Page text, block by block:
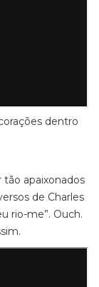
dentro
tão apaixonados
de Charles
rio-me”. Ouch.